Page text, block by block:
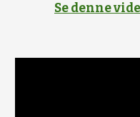
Se denne